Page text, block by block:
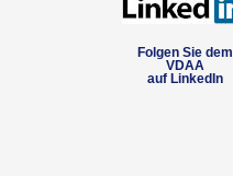
Folgen Sie dem
VDAA
auf LinkedIn